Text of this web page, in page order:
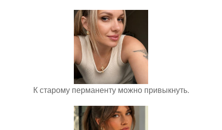
К старому перманенту можно привыкнуть.